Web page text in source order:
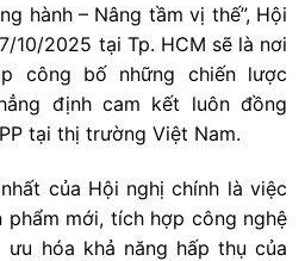
hành – Nâng tầm vị thế”, Hội
10/2025 tại Tp. HCM sẽ là nơi
công bố những chiến lược
định cam kết luôn đồng
tại thị trường Việt Nam.
của Hội nghị chính là việc
mới, tích hợp công nghệ
hóa khả năng hấp thụ của